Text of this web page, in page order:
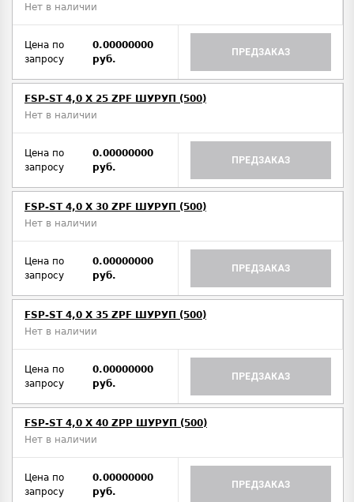
Нет в наличии
Цена по
запросу
0.00000000
руб.
ПРЕДЗАКАЗ
FSP-ST 4,0 X 25 ZPF ШУРУП (500)
Нет в наличии
Цена по
запросу
0.00000000
руб.
ПРЕДЗАКАЗ
FSP-ST 4,0 X 30 ZPF ШУРУП (500)
Нет в наличии
Цена по
запросу
0.00000000
руб.
ПРЕДЗАКАЗ
FSP-ST 4,0 X 35 ZPF ШУРУП (500)
Нет в наличии
Цена по
запросу
0.00000000
руб.
ПРЕДЗАКАЗ
FSP-ST 4,0 X 40 ZPP ШУРУП (500)
Нет в наличии
Цена по
запросу
0.00000000
руб.
ПРЕДЗАКАЗ